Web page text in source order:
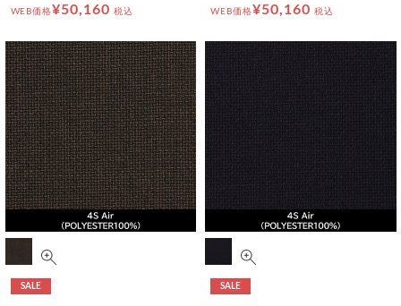
WEB価格¥50,160 税込 WEB価格¥50,160 税込
SALE SALE